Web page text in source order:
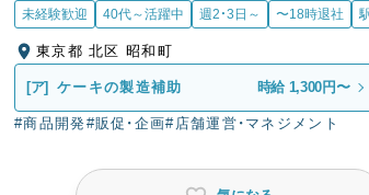
未経験歓迎 40代～活躍中 週2・3日～ 〜18時退社
東京都 北区 昭和町
[ア] ケーキの製造補助 時給 1,300円〜
#商品開発#販促・企画#店舗運営・マネジメント